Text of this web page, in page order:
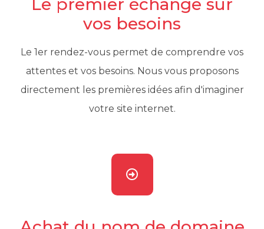
Le premier échange sur
vos besoins
Le 1er rendez-vous permet de comprendre vos
attentes et vos besoins. Nous vous proposons
directement les premières idées afin d'imaginer
votre site internet.